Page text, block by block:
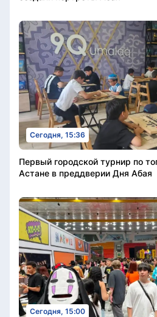
Сегодня, 15:36
Первый городской турнир по
Астане в преддверии Дня Абая
Сегодня, 15:00